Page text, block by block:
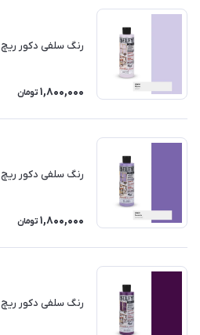
رنگ سلفی دکور ریچ 818
1,800,000 تومان
رنگ سلفی دکور ریچ 820
1,800,000 تومان
رنگ سلفی دکور ریچ 822